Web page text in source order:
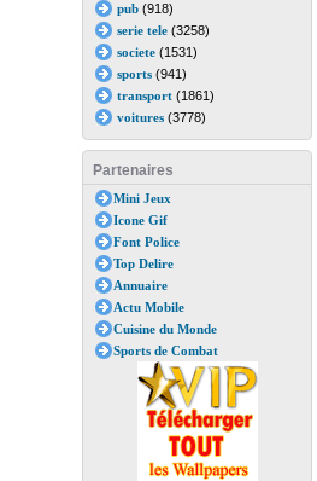
pub(918)
serie tele(3258)
societe(1531)
sports(941)
transport(1861)
voitures(3778)
Partenaires
Mini Jeux
Icone Gif
Font Police
Top Delire
Annuaire
Actu Mobile
Cuisine du Monde
Sports de Combat